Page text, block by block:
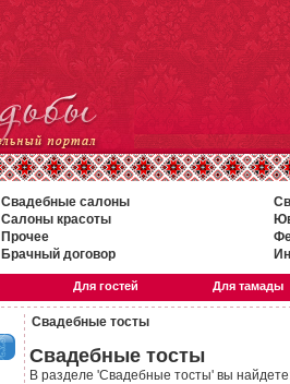
Свадебные салоны
Салоны красоты
Прочее
Брачный договор
Для гостей Для тамады
Свадебные тосты
Свадебные тосты
В разделе 'Свадебные тосты' вы